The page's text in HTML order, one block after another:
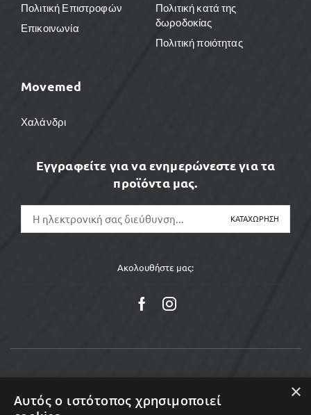
Πολιτική Επιστροφών
Επικοινωνία
Πολιτική κατά της
δωροδοκίας
Πολιτική ποιότητας
Movemed
Χαλάνδρι
Εγγραφείτε για να ενημερώνεστε για τα
προϊόντα μας.
Ακολουθήστε μας:
×
Αυτός ο ιστότοπος χρησιμοποιεί